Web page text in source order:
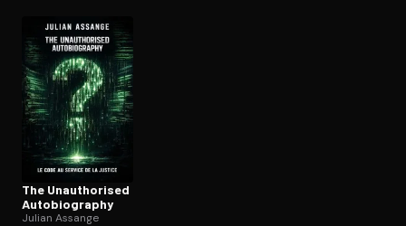
The Unau­tho­ri­sed
Au­to­bio­gra­phy
Julian Assange